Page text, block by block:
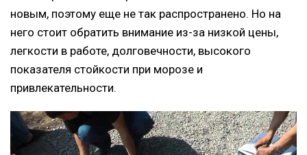
новым, поэтому еще не так распространено. Но на
него стоит обратить внимание из-за низкой цены,
легкости в работе, долговечности, высокого
показателя стойкости при морозе и
привлекательности.